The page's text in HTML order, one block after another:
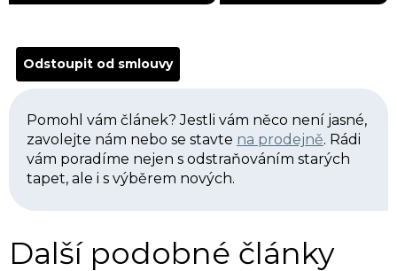
Odstoupit od smlouvy
Pomohl vám článek? Jestli vám něco není jasné,
zavolejte nám nebo se stavte na prodejně. Rádi
vám poradíme nejen s odstraňováním starých
tapet, ale i s výběrem nových.
Další podobné články